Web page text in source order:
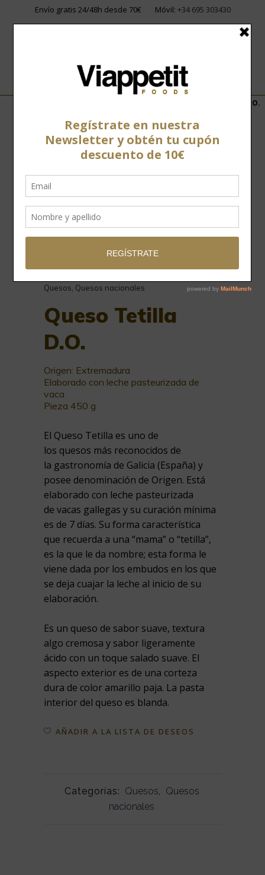
Envío gratis 24/48h desde 70€ Móvil: +34 695 303430
Queso Tetilla D.O.
Quesos Quesos nacionales
Queso Tetilla
D.O.
Origen: Extremadura
Elaborado con leche pasteurizada de
vaca
Pieza 450 g
El Queso Tetilla es uno de
los quesos más reconocidos de
la gastronomía de Galicia (España) y
posee denominación de Origen. Está
elaborado con leche pasteurizada
de vacas gallegas y su curación mínima
es de 7 días. Su forma característica
que recuerda a una “mama” o “tetilla”,
es la que le da nombre; esta forma le
viene dada por los embudos en los que
se deja cuajar la leche al inicio de su
elaboración.
Es un queso de sabor suave, textura
algo cremosa y sabor ligeramente
ácido con un toque salado suave. El
aspecto exterior es de una corteza
dura de color amarillo paja. La pasta
interior del queso es blanda.
AÑADIR A LA LISTA DE DESEOS
Categorías: Quesos, Quesos
nacionales